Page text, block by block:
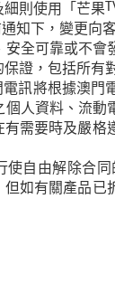
則使用「芒果
知下，變更向
全可靠或不會
證，包括所有
訊將根據澳門
個人資料、流
需要時及嚴
使自由解除合
如有關產品